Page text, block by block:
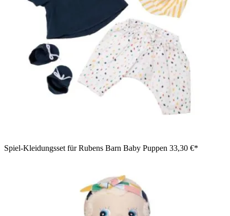
Spiel-Kleidungsset für Rubens Barn Baby Puppen 33,30 €*